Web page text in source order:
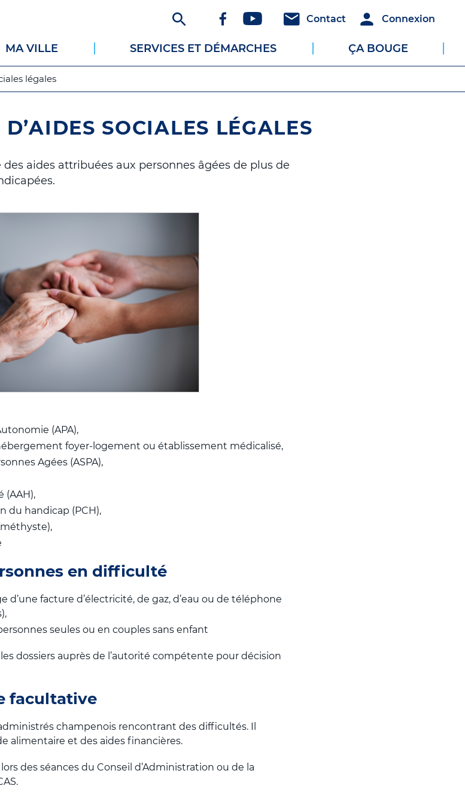
principal
Header
Connexion
Connexion
Header
Communication
Contact
Réseaux
sociaux
MA VILLE SERVICES ET DÉMARCHES ÇA BOUGE
légales
SOCIALES LÉGALES
des aides attribuées aux personnes âgées de plus de
(APA),
foyer-logement ou établissement médicalisé,
Agées (ASPA),
(AAH),
du handicap (PCH),
en difficulté
d’une facture d’électricité, de gaz, d’eau ou de téléphone
seules ou en couples sans enfant
dossiers auprès de l’autorité compétente pour décision
facultative
champenois rencontrant des difficultés. Il
alimentaire et des aides financières.
des séances du Conseil d’Administration ou de la